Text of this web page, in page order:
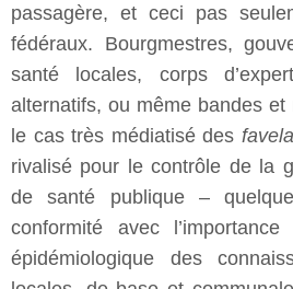
passagère, et ceci pas
fédéraux. Bourgmestres,
santé locales, corps
alternatifs, ou même bandes
le cas très médiatisé des
rivalisé pour le contrôle de la
de santé publique –
conformité avec
épidémiologique des